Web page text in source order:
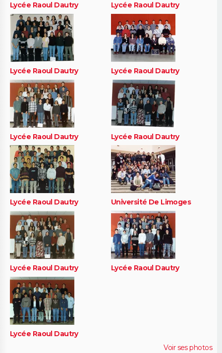
Lycée Raoul Dautry Lycée Raoul Dautry
Lycée Raoul Dautry Lycée Raoul Dautry
Lycée Raoul Dautry Lycée Raoul Dautry
Lycée Raoul Dautry Université De Limoges
Lycée Raoul Dautry Lycée Raoul Dautry
Lycée Raoul Dautry
Voir ses photos